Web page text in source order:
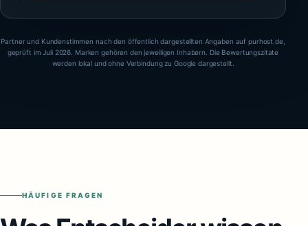
Partner und Kundenstimmen nach den öffentlich dargestellten Angaben auf purhost.de,
geprüft im Juli 2026. Marken gehören den jeweiligen Inhabern. Die Bewertungszitate
werden lokal und ohne Verbindung zu Google dargestellt.
HÄUFIGE FRAGEN